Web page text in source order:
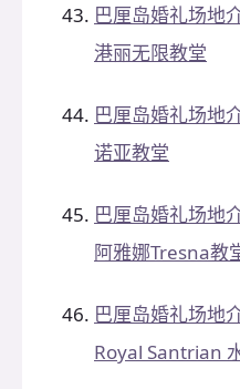
巴厘岛婚礼场地介
港丽无限教堂
巴厘岛婚礼场地介
诺亚教堂
巴厘岛婚礼场地介
阿雅娜Tresna教
巴厘岛婚礼场地介
Royal Santrian